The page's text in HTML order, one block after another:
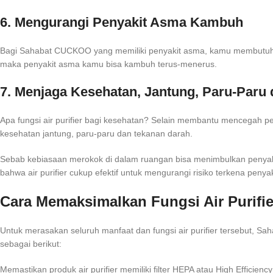
6. Mengurangi Penyakit Asma Kambuh
Bagi Sahabat CUCKOO yang memiliki penyakit asma, kamu
maka penyakit asma kamu bisa kambuh terus-menerus.
7. Menjaga Kesehatan, Jantung, Paru-Paru
Apa fungsi air purifier bagi kesehatan? Selain membantu mencegah
kesehatan jantung, paru-paru dan tekanan darah.
Sebab kebiasaan merokok di dalam ruangan bisa menimbulkan
bahwa air purifier cukup efektif untuk mengurangi risiko terkena
Cara Memaksimalkan Fungsi Air
Untuk merasakan seluruh manfaat dan fungsi air purifier tersebut,
sebagai berikut:
Memastikan produk air purifier memiliki filter HEPA atau High